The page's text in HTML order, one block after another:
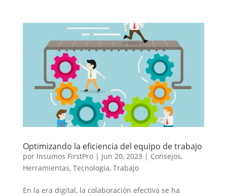
Optimizando la eficiencia del equipo de trabajo
por Insumos FirstPro| Jun 20, 2023 | Consejos,
Herramientas, Tecnología, Trabajo
En la era digital, la colaboración efectiva se ha